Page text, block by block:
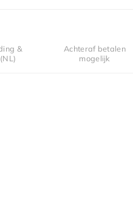
&
Achteraf betalen
mogelijk